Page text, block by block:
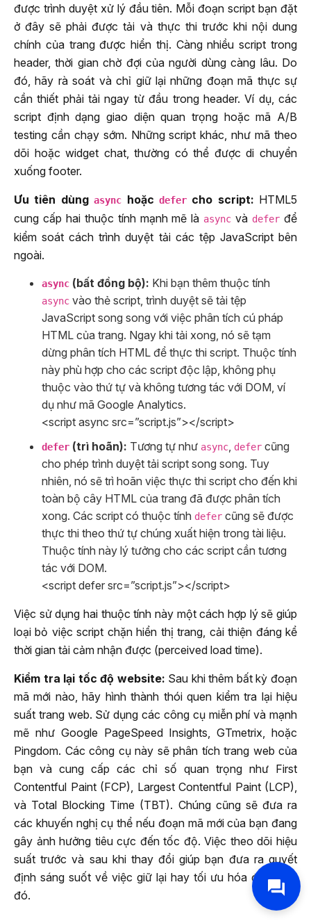
được trình duyệt xử lý đầu tiên. Mỗi đoạn script bạn đặt
ở đây sẽ phải được tải và thực thi trước khi nội dung
chính của trang được hiển thị. Càng nhiều script trong
header, thời gian chờ đợi của người dùng càng lâu. Do
đó, hãy rà soát và chỉ giữ lại những đoạn mã thực sự
cần thiết phải tải ngay từ đầu trong header. Ví dụ, các
script định dạng giao diện quan trọng hoặc mã A/B
testing cần chạy sớm. Những script khác, như mã theo
dõi hoặc widget chat, thường có thể được di chuyển
xuống footer.
Ưu tiên dùngasync hoặc defercho script: HTML5
cung cấp hai thuộc tính mạnh mẽ là async và defer để
kiểm soát cách trình duyệt tải các tệp JavaScript bên
ngoài.
async (bất đồng bộ): Khi bạn thêm thuộc tính
async vào thẻ script, trình duyệt sẽ tải tệp
JavaScript song song với việc phân tích cú pháp
HTML của trang. Ngay khi tải xong, nó sẽ tạm
dừng phân tích HTML để thực thi script. Thuộc tính
này phù hợp cho các script độc lập, không phụ
thuộc vào thứ tự và không tương tác với DOM, ví
dụ như mã Google Analytics.
<script async src=”script.js”></script>
defer (trì hoãn): Tương tự như async defer cũng
cho phép trình duyệt tải script song song. Tuy
nhiên, nó sẽ trì hoãn việc thực thi script cho đến khi
toàn bộ cây HTML của trang đã được phân tích
xong. Các script có thuộc tính defer cũng sẽ được
thực thi theo thứ tự chúng xuất hiện trong tài liệu.
Thuộc tính này lý tưởng cho các script cần tương
tác với DOM.
<script defer src=”script.js”></script>
Việc sử dụng hai thuộc tính này một cách hợp lý sẽ giúp
loại bỏ việc script chặn hiển thị trang, cải thiện đáng kể
thời gian tải cảm nhận được (perceived load time).
Kiểm tra lại tốc độ website: Sau khi thêm bất kỳ đoạn
mã mới nào, hãy hình thành thói quen kiểm tra lại hiệu
suất trang web. Sử dụng các công cụ miễn phí và mạnh
mẽ như Google PageSpeed Insights, GTmetrix, hoặc
Pingdom. Các công cụ này sẽ phân tích trang web của
bạn và cung cấp các chỉ số quan trọng như First
Contentful Paint (FCP), Largest Contentful Paint (LCP),
và Total Blocking Time (TBT). Chúng cũng sẽ đưa ra
các khuyến nghị cụ thể nếu đoạn mã mới của bạn đang
gây ảnh hưởng tiêu cực đến tốc độ. Việc theo dõi hiệu
suất trước và sau khi thay đổi giúp bạn đưa ra quyết
định sáng suốt về việc giữ lại hay tối ưu hóa đoạn mã
đó.